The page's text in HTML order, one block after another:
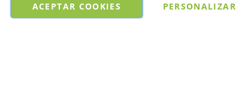
ACEPTAR COOKIES PERSONALIZAR